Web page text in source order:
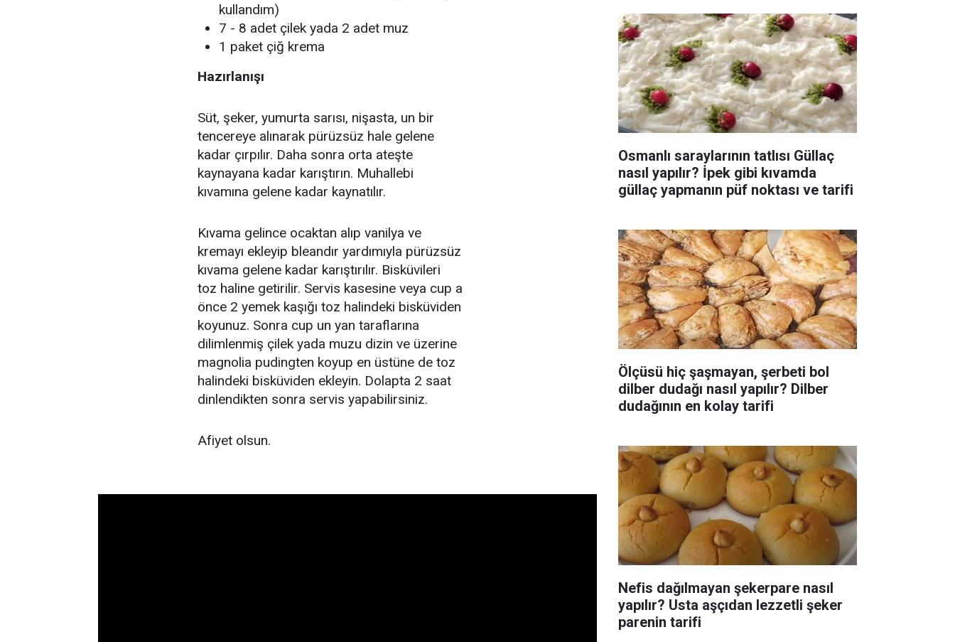
kullandım)
7 - 8 adet çilek yada 2 adet muz
1 paket çiğ krema
Hazırlanışı
Süt, şeker, yumurta sarısı, nişasta, un bir
tencereye alınarak pürüzsüz hale gelene
kadar çırpılır. Daha sonra orta ateşte
kaynayana kadar karıştırın. Muhallebi
kıvamına gelene kadar kaynatılır.
Kıvama gelince ocaktan alıp vanilya ve
kremayı ekleyip bleandır yardımıyla pürüzsüz
kıvama gelene kadar karıştırılır. Bisküvileri
toz haline getirilir. Servis kasesine veya cup a
önce 2 yemek kaşığı toz halindeki bisküviden
koyunuz. Sonra cup un yan taraflarına
dilimlenmiş çilek yada muzu dizin ve üzerine
magnolia pudingten koyup en üstüne de toz
halindeki bisküviden ekleyin. Dolapta 2 saat
dinlendikten sonra servis yapabilirsiniz.
Afiyet olsun.
Osmanlı saraylarının tatlısı Güllaç
nasıl yapılır? İpek gibi kıvamda
güllaç yapmanın püf noktası ve tarifi
Ölçüsü hiç şaşmayan, şerbeti bol
dilber dudağı nasıl yapılır? Dilber
dudağının en kolay tarifi
Nefis dağılmayan şekerpare nasıl
yapılır? Usta aşçıdan lezzetli şeker
parenin tarifi